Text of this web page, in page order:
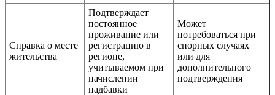
Справка о месте
жительства
Подтверждает
постоянное
проживание или
регистрацию в
регионе,
учитываемом при
начислении
надбавки
Может
потребоваться при
спорных случаях
или для
дополнительного
подтверждения